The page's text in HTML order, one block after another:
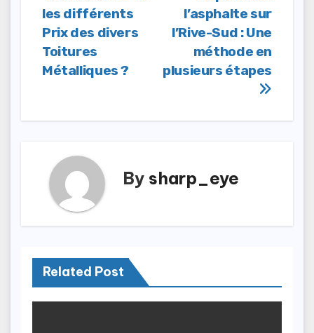
navigation
l’asphalte sur
l’Rive-Sud : Une
méthode en
plusieurs étapes
les différents
Prix des divers
Toitures
Métalliques ?
By sharp_eye
Related Post